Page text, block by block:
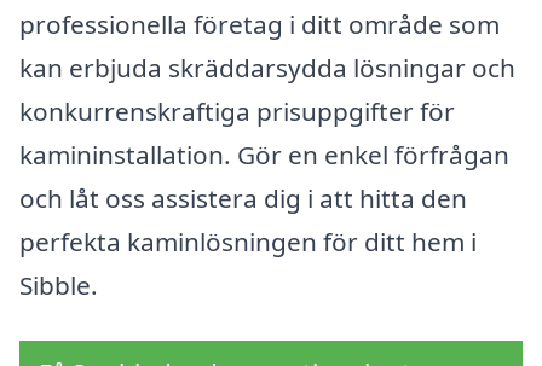
professionella företag i ditt område som
kan erbjuda skräddarsydda lösningar och
konkurrenskraftiga prisuppgifter för
kamininstallation. Gör en enkel förfrågan
och låt oss assistera dig i att hitta den
perfekta kaminlösningen för ditt hem i
Sibble.